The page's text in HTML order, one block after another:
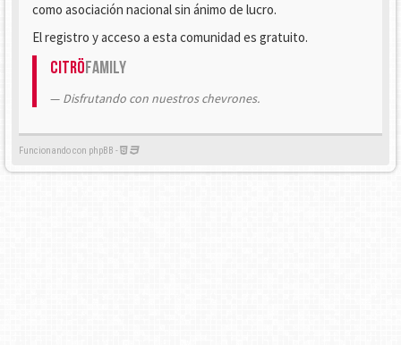
como asociación nacional sin ánimo de lucro.
El registro y acceso a esta comunidad es gratuito.
CitröFamily
Disfrutando con nuestros chevrones.
Funcionando con phpBB -